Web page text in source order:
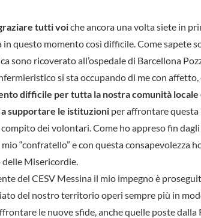
tutti voiche ancora una volta siete in
questo momento così difficile. Come sapete
sono ricoverato all’ospedale di Barcellona
si sta occupando di me con
difficile per tutta la nostra comunità
supportare le istituzioni per affrontare questa
dei volontari. Come ho appreso fin
mio “confratello” e con questa consapevolezza
Misericordie.
del CESV Messina il mio impegno è
del nostro territorio operi sempre più in
le nuove sfide, anche quelle poste dalla